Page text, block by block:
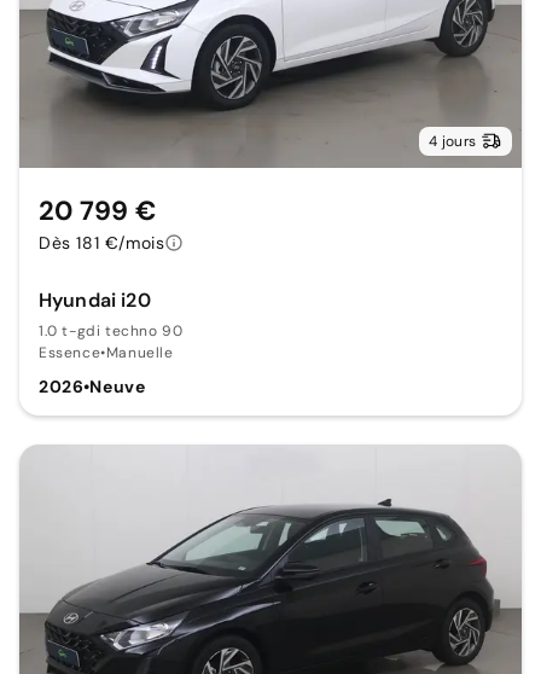
4 jours
Hyundai i20
1.0 t-gdi techno 90
Essence•Manuelle
2026•Neuve
20 799 €
Dès 181 €/mois